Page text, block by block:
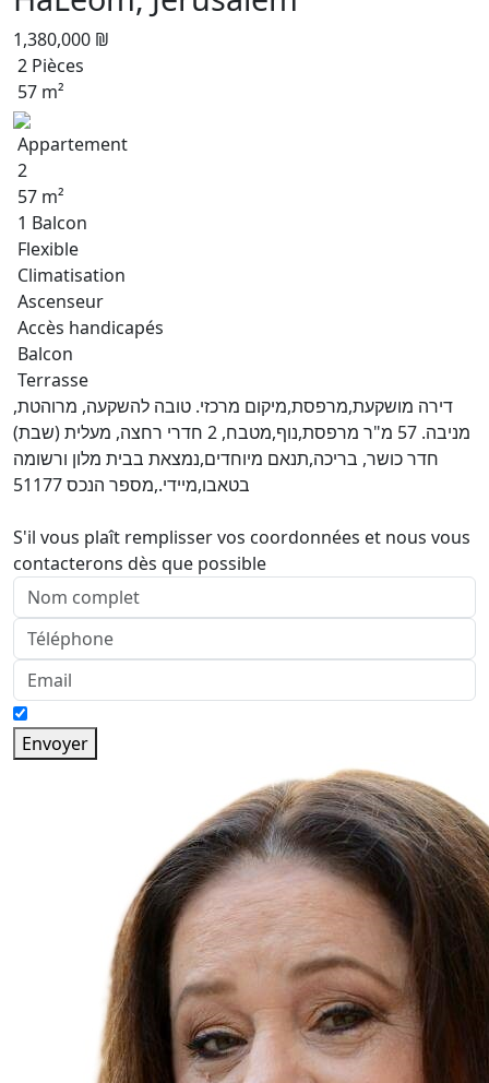
1,380,000 ₪
2 Pièces
57 m²
Appartement
2
57 m²
1 Balcon
Flexible
Climatisation
Ascenseur
Accès handicapés
Balcon
Terrasse
דירה מושקעת,מרפסת,מיקום מרכזי. טובה להשקעה, מרוהטת,
מניבה. 57 מ"ר מרפסת,נוף,מטבח, 2 חדרי רחצה, מעלית (שבת)
חדר כושר, בריכה,תנאם מיוחדים,נמצאת בבית מלון ורשומה
בטאבו,מיידי.,מספר הנכס 51177
S'il vous plaît remplisser vos coordonnées et nous vous
contacterons dès que possible
Envoyer